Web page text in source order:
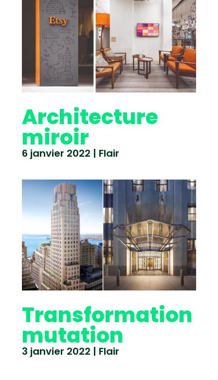
Architecture
miroir
6 janvier 2022 | Flair
Transformation
mutation
3 janvier 2022 | Flair